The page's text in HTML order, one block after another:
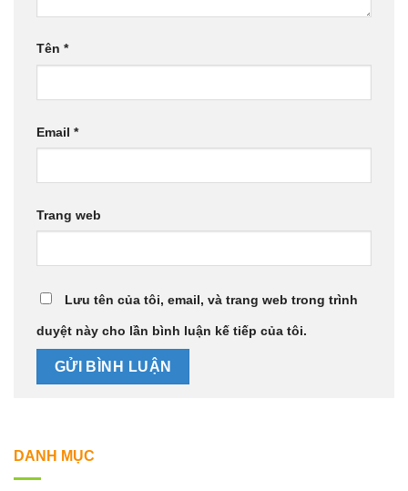
Tên *
Email *
Trang web
Lưu tên của tôi, email, và trang web trong trình
duyệt này cho lần bình luận kế tiếp của tôi.
DANH MỤC